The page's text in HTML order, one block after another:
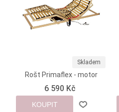
Skladem
Rošt Primaflex - motor
6 590 Kč
KOUPIT